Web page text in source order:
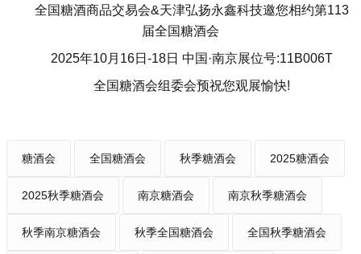
全国糖酒商品交易会&天津弘扬永鑫科技邀您相约第113
届全国糖酒会
2025年10月16日-18日 中国·南京展位号:11B006T
全国糖酒会组委会预祝您观展愉快!
糖酒会 全国糖酒会 秋季糖酒会 2025糖酒会
2025秋季糖酒会 南京糖酒会 南京秋季糖酒会
秋季南京糖酒会 秋季全国糖酒会 全国秋季糖酒会